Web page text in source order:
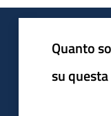
Quanto
su